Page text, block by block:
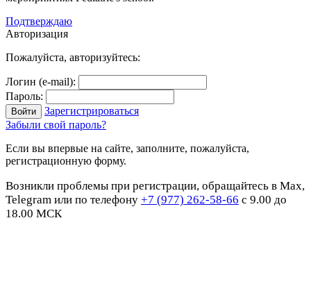
Подтверждаю
Авторизация
Пожалуйста, авторизуйтесь:
Логин (e-mail):
Пароль:
Зарегистрироваться
Забыли свой пароль?
Если вы впервые на сайте, заполните, пожалуйста,
регистрационную форму.
Возникли проблемы при регистрации, обращайтесь в Max,
Telegram или по телефону +7 (977) 262-58-66 с 9.00 до
18.00 МСК